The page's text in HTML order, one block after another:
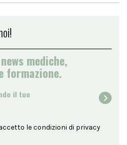
mediche,
il tuo
le condizioni di privacy